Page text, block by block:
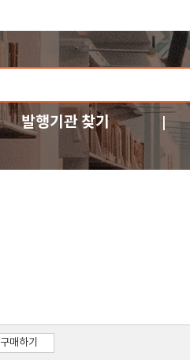
발행기관 찾기
구매하기